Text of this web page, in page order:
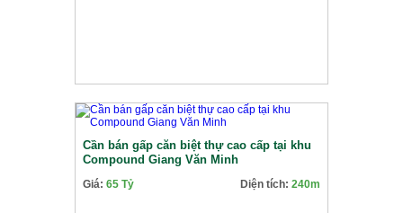
Cần bán gấp căn biệt thự cao cấp tại khu
Compound Giang Văn Minh
Giá: 65 Tỷ Diện tích: 240m